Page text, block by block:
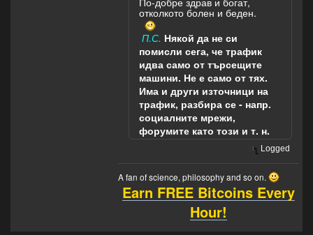
отколкото болен и беден.
П.С. Някой да не си
помисли сега, че трафик
идва само от търсещите
машини. Не е само от тях.
Има и други източници на
трафик, разбира се - напр.
социалните мрежи,
форумите като този и т. н.
Logged
A fan of science, philosophy and so on.
Earn FREE Bitcoins Every
Hour!